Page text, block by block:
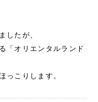
したが、
「オリエンタルランド
っこりします。